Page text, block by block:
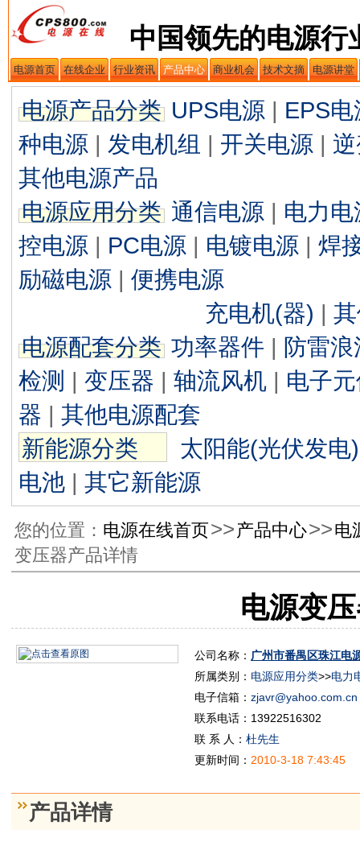
中国领先的电源行
电源首页 在线企业 行业资讯 产品中心 商业机会 技术文摘 电源讲堂
电源产品分类 UPS电源 | EPS电
种电源 | 发电机组 | 开关电源 |
其他电源产品
电源应用分类 通信电源 | 电力电
控电源 | PC电源 | 电镀电源 | 焊
励磁电源 | 便携电源
充电机(器) |
电源配套分类 功率器件 | 防雷浪
检测 | 变压器 | 轴流风机 | 电子
器 | 其他电源配套
新能源分类
太阳能(光伏发电)
电池 | 其它新能源
您的位置： 电源在线首页>> 产品中心>>电
变压器产品详情
电源变
公司名称： 广州市番禺区珠江电
所属类别： 电源应用分类>>电力
电子信箱： zjavr@yahoo.com.cn
联系电话：13922516302
联 系 人： 杜先生
更新时间： 2010-3-18 7:43:45
产品详情